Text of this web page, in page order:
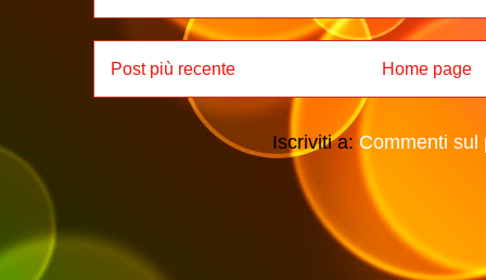
Post più recente Home page
Iscriviti a: Commenti sul